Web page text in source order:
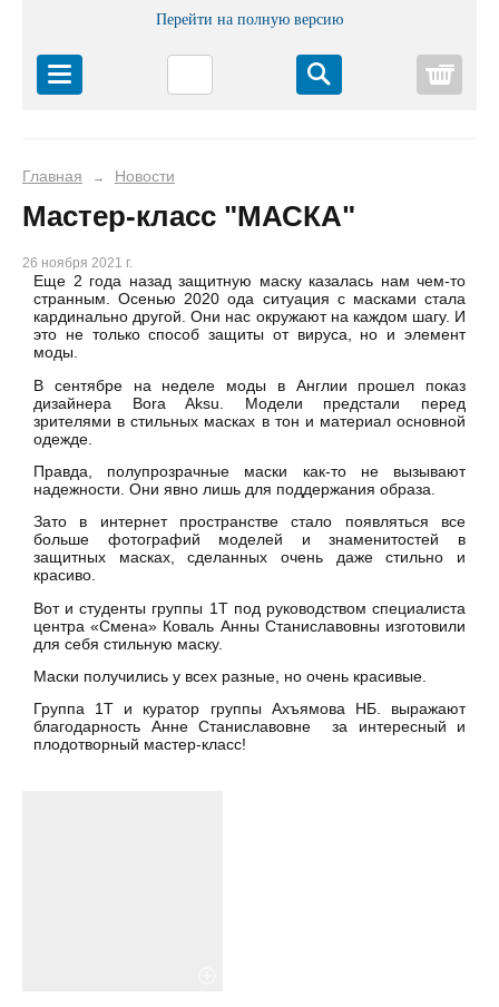
Перейти на полную версию
Главная → Новости
Мастер-класс "МАСКА"
26 ноября 2021 г.
Еще 2 года назад защитную маску казалась нам чем-то
странным. Осенью 2020 ода ситуация с масками стала
кардинально другой. Они нас окружают на каждом шагу. И
это не только способ защиты от вируса, но и элемент
моды.
В сентябре на неделе моды в Англии прошел показ
дизайнера Bora Aksu. Модели предстали перед
зрителями в стильных масках в тон и материал основной
одежде.
Правда, полупрозрачные маски как-то не вызывают
надежности. Они явно лишь для поддержания образа.
Зато в интернет пространстве стало появляться все
больше фотографий моделей и знаменитостей в
защитных масках, сделанных очень даже стильно и
красиво.
Вот и студенты группы 1Т под руководством специалиста
центра «Смена» Коваль Анны Станиславовны изготовили
для себя стильную маску.
Маски получились у всех разные, но очень красивые.
Группа 1Т и куратор группы Ахъямова НБ. выражают
благодарность Анне Станиславовне за интересный и
плодотворный мастер-класс!